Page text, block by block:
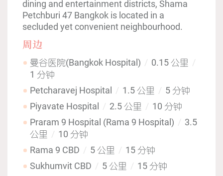
dining and entertainment districts, Shama
Petchburi 47 Bangkok is located in a
secluded yet convenient neighbourhood.
周边
曼谷医院(Bangkok Hospital)
0.15 公里
1 分钟
Petcharavej Hospital
1.5 公里
5 分钟
Piyavate Hospital
2.5 公里
10 分钟
Praram 9 Hospital (Rama 9 Hospital)
3.5
公里
10 分钟
Rama 9 CBD
5 公里
15 分钟
Sukhumvit CBD
5 公里
15 分钟